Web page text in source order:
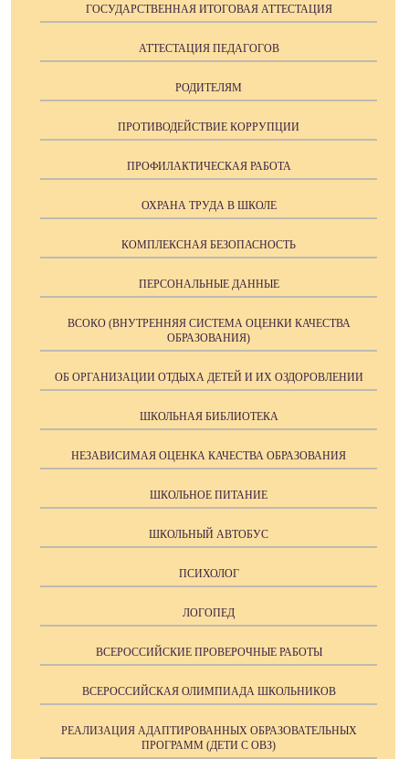
ГОСУДАРСТВЕННАЯ ИТОГОВАЯ АТТЕСТАЦИЯ
АТТЕСТАЦИЯ ПЕДАГОГОВ
РОДИТЕЛЯМ
ПРОТИВОДЕЙСТВИЕ КОРРУПЦИИ
ПРОФИЛАКТИЧЕСКАЯ РАБОТА
ОХРАНА ТРУДА В ШКОЛЕ
КОМПЛЕКСНАЯ БЕЗОПАСНОСТЬ
ПЕРСОНАЛЬНЫЕ ДАННЫЕ
ВСОКО (ВНУТРЕННЯЯ СИСТЕМА ОЦЕНКИ КАЧЕСТВА
ОБРАЗОВАНИЯ)
ОБ ОРГАНИЗАЦИИ ОТДЫХА ДЕТЕЙ И ИХ ОЗДОРОВЛЕНИИ
ШКОЛЬНАЯ БИБЛИОТЕКА
НЕЗАВИСИМАЯ ОЦЕНКА КАЧЕСТВА ОБРАЗОВАНИЯ
ШКОЛЬНОЕ ПИТАНИЕ
ШКОЛЬНЫЙ АВТОБУС
ПСИХОЛОГ
ЛОГОПЕД
ВСЕРОССИЙСКИЕ ПРОВЕРОЧНЫЕ РАБОТЫ
ВСЕРОССИЙСКАЯ ОЛИМПИАДА ШКОЛЬНИКОВ
РЕАЛИЗАЦИЯ АДАПТИРОВАННЫХ ОБРАЗОВАТЕЛЬНЫХ
ПРОГРАММ (ДЕТИ С ОВЗ)